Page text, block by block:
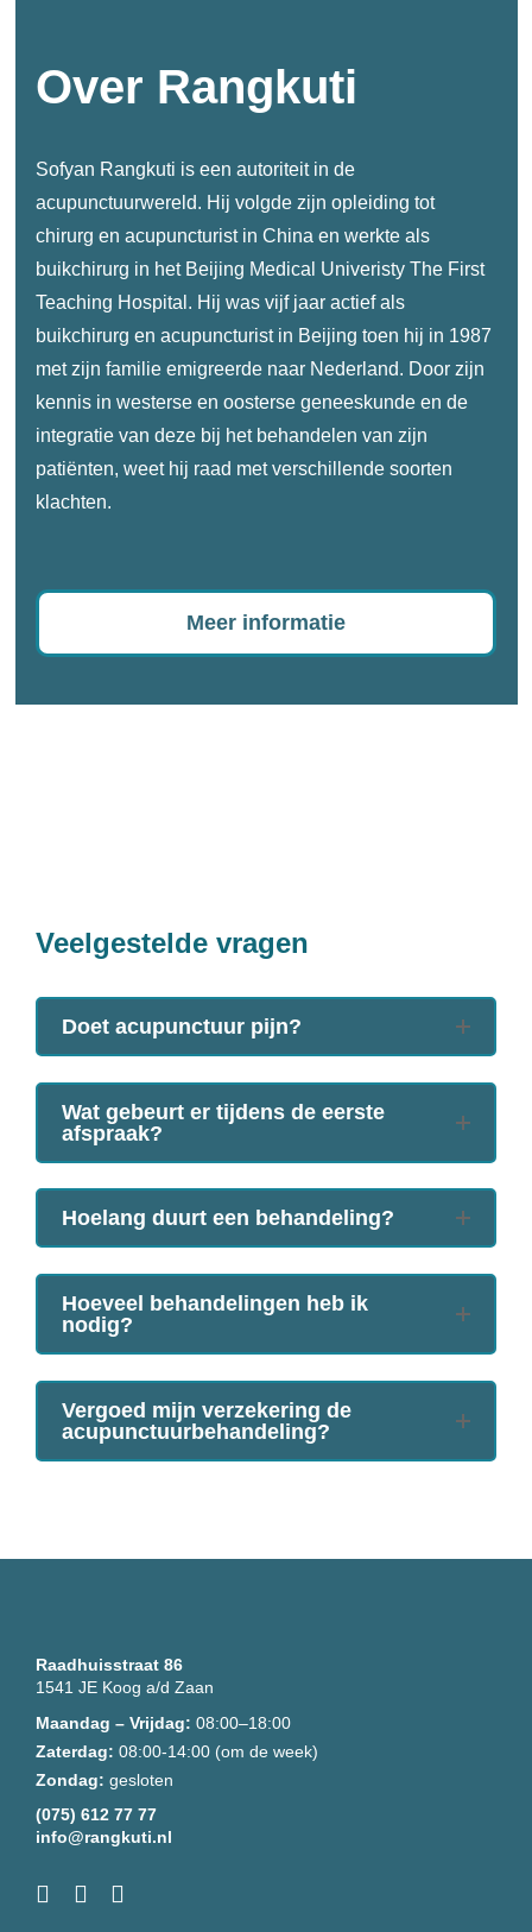
Over Rangkuti
Sofyan Rangkuti is een autoriteit in de
acupunctuurwereld. Hij volgde zijn opleiding tot
chirurg en acupuncturist in China en werkte als
buikchirurg in het Beijing Medical Univeristy The First
Teaching Hospital. Hij was vijf jaar actief als
buikchirurg en acupuncturist in Beijing toen hij in 1987
met zijn familie emigreerde naar Nederland. Door zijn
kennis in westerse en oosterse geneeskunde en de
integratie van deze bij het behandelen van zijn
patiënten, weet hij raad met verschillende soorten
klachten.
Meer informatie
Veelgestelde vragen
Doet acupunctuur pijn?
Wat gebeurt er tijdens de eerste
afspraak?
Hoelang duurt een behandeling?
Hoeveel behandelingen heb ik
nodig?
Vergoed mijn verzekering de
acupunctuurbehandeling?
Raadhuisstraat 86
1541 JE Koog a/d Zaan
Maandag – Vrijdag: 08:00–18:00
Zaterdag: 08:00-14:00 (om de week)
Zondag: gesloten
(075) 612 77 77
info@rangkuti.nl